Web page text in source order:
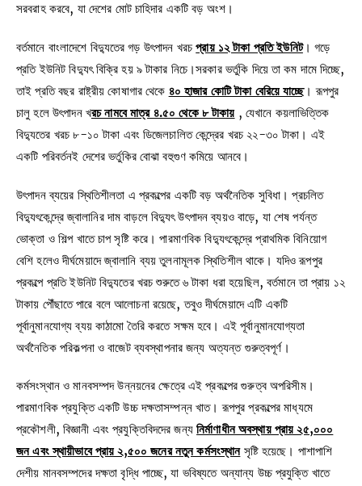
সরবরাহ করবে, যা দেশের মোট চাহিদার একটি বড় অংশ।
বর্তমানে বাংলাদেশে বিদ্যুতের গড় উৎপাদন খরচপ্রায় ১২ টাকা প্রতি ইউনিট। গড়ে
প্রতি ইউনিট বিদ্যুৎ বিক্রি হয় ৯ টাকার নিচে।সরকার ভর্তুকি দিয়ে তা কম দামে দিচ্ছে,
তাই প্রতি বছর রাষ্ট্রীয় কোষাগার থেকে ৪০ হাজার কোটি টাকা বেরিয়ে যাচ্ছে। রূপপুর
চালু হলে উৎপাদন খরচ নামবে মাত্র ৪.৫০ থেকে ৮ টাকায়, যেখানে কয়লাভিত্তিক
বিদ্যুতের খরচ ৮-১০ টাকা এবং ডিজেলচালিত কেন্দ্রের খরচ ২২-৩০ টাকা। এই
একটি পরিবর্তনই দেশের ভর্তুকির বোঝা বহুগুণ কমিয়ে আনবে।
উৎপাদন ব্যয়ের স্থিতিশীলতা এ প্রকল্পের একটি বড় অর্থনৈতিক সুবিধা। প্রচলিত
বিদ্যুৎকেন্দ্রে জ্বালানির দাম বাড়লে বিদ্যুৎ উৎপাদন ব্যয়ও বাড়ে, যা শেষ পর্যন্ত
ভোক্তা ও শিল্প খাতে চাপ সৃষ্টি করে। পারমাণবিক বিদ্যুৎকেন্দ্রে প্রাথমিক বিনিয়োগ
বেশি হলেও দীর্ঘমেয়াদে জ্বালানি ব্যয় তুলনামূলক স্থিতিশীল থাকে। যদিও রূপপুর
প্রকল্পে প্রতি ইউনিট বিদ্যুতের খরচ শুরুতে ৬ টাকা ধরা হয়েছিল, বর্তমানে তা প্রায় ১২
টাকায় পৌঁছাতে পারে বলে আলোচনা রয়েছে, তবুও দীর্ঘমেয়াদে এটি একটি
পূর্বানুমানযোগ্য ব্যয় কাঠামো তৈরি করতে সক্ষম হবে। এই পূর্বানুমানযোগ্যতা
অর্থনৈতিক পরিকল্পনা ও বাজেট ব্যবস্থাপনার জন্য অত্যন্ত গুরুত্বপূর্ণ।
কর্মসংস্থান ও মানবসম্পদ উন্নয়নের ক্ষেত্রে এই প্রকল্পের গুরুত্ব অপরিসীম।
পারমাণবিক প্রযুক্তি একটি উচ্চ দক্ষতাসম্পন্ন খাত। রূপপুর প্রকল্পের মাধ্যমে
প্রকৌশলী, বিজ্ঞানী এবং প্রযুক্তিবিদদের জন্যনির্মাণাধীন অবস্থায় প্রায় ২৫,০০০
জন এবং স্থায়ীভাবে প্রায় ২,৫০০ জনের নতুন কর্মসংস্থানসৃষ্টি হয়েছে। পাশাপাশি
দেশীয় মানবসম্পদের দক্ষতা বৃদ্ধি পাচ্ছে, যা ভবিষ্যতে অন্যান্য উচ্চ প্রযুক্তি খাতে